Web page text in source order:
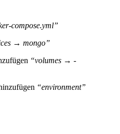
compose.yml”
→ mongo”
“volumes → -
“environment”